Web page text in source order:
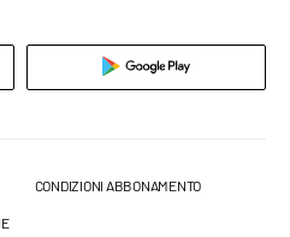
CONDIZIONI ABBONAMENTO